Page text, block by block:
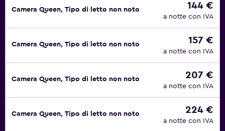
Camera Queen, Tipo di letto non noto 144 €
a notte con IVA
Camera Queen, Tipo di letto non noto 157 €
a notte con IVA
Camera Queen, Tipo di letto non noto 207 €
a notte con IVA
Camera Queen, Tipo di letto non noto 224 €
a notte con IVA